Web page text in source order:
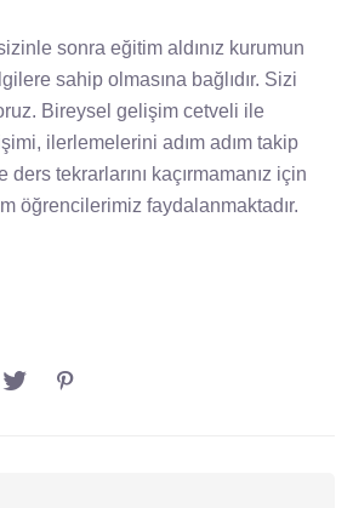
sonra eğitim aldınız kurumun
sahip olmasına bağlıdır. Sizi
Bireysel gelişim cetveli ile
ilerlemelerini adım adım takip
tekrarlarını kaçırmamanız için
öğrencilerimiz faydalanmaktadır.